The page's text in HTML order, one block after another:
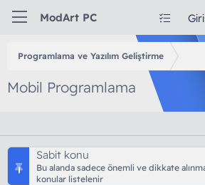
ModArt PC
Programlama ve Yazılım Geliştirme
Mobil Programlama
Sabit konu
Bu alanda sadece önemli ve dikkate
konular listelenir